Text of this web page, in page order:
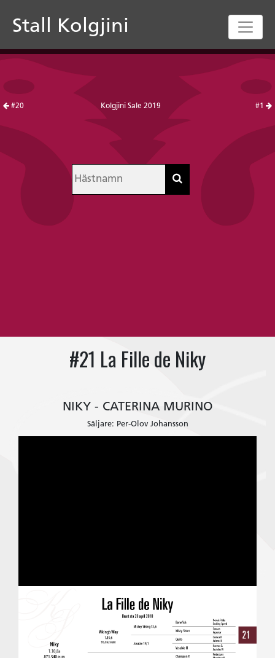
Stall Kolgjini
#20 Kolgjini Sale 2019 #1
#21 La Fille de Niky
NIKY - CATERINA MURINO
Säljare: Per-Olov Johansson